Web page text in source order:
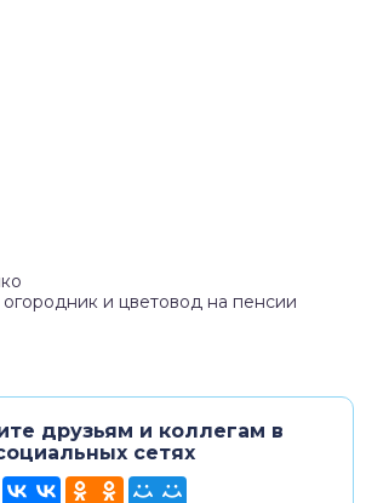
и цветовод на пенсии
друзьям и коллегам в
сетях